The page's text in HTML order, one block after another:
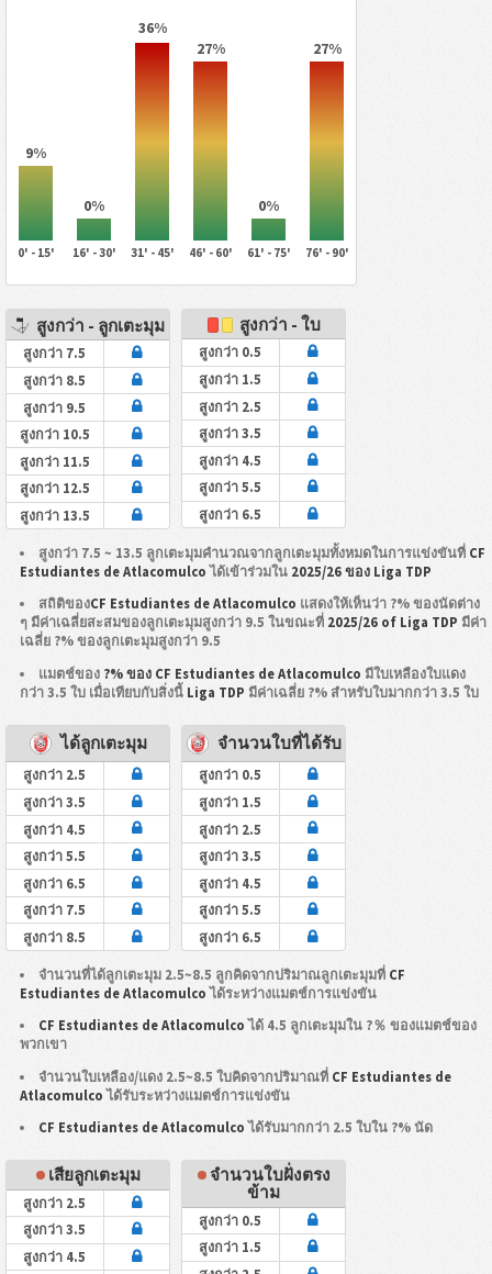
9%
0%
36%
27%
0%
27%
0' - 15' 16' - 30' 31' - 45' 46' - 60' 61' - 75' 76' - 90'
สูงกว่า - ลูกเตะมุม
สูงกว่า 7.5
สูงกว่า 8.5
สูงกว่า 9.5
สูงกว่า 10.5
สูงกว่า 11.5
สูงกว่า 12.5
สูงกว่า 13.5
สูงกว่า - ใบ
สูงกว่า 0.5
สูงกว่า 1.5
สูงกว่า 2.5
สูงกว่า 3.5
สูงกว่า 4.5
สูงกว่า 5.5
สูงกว่า 6.5
สูงกว่า 7.5 ~ 13.5 ลูกเตะมุมคำนวณจากลูกเตะมุมทั้งหมดในการแข่งขันที่ CF
Estudiantes de Atlacomulco ได้เข้าร่วมใน 2025/26 ของ Liga TDP
สถิติของCF Estudiantes de Atlacomulco แสดงให้เห็นว่า ?% ของนัดต่าง
ๆ มีค่าเฉลี่ยสะสมของลูกเตะมุมสูงกว่า 9.5 ในขณะที่ 2025/26 of Liga TDP มีค่า
เฉลี่ย ?% ของลูกเตะมุมสูงกว่า 9.5
แมตช์ของ ?% ของ CF Estudiantes de Atlacomulco มีใบเหลืองใบแดง
กว่า 3.5 ใบ เมื่อเทียบกับสิ่งนี้ Liga TDP มีค่าเฉลี่ย ?% สำหรับใบมากกว่า 3.5 ใบ
ได้ลูกเตะมุม
สูงกว่า 2.5
สูงกว่า 3.5
สูงกว่า 4.5
สูงกว่า 5.5
สูงกว่า 6.5
สูงกว่า 7.5
สูงกว่า 8.5
จำนวนใบที่ได้รับ
สูงกว่า 0.5
สูงกว่า 1.5
สูงกว่า 2.5
สูงกว่า 3.5
สูงกว่า 4.5
สูงกว่า 5.5
สูงกว่า 6.5
จำนวนที่ได้ลูกเตะมุม 2.5~8.5 ลูกคิดจากปริมาณลูกเตะมุมที่ CF
Estudiantes de Atlacomulco ได้ระหว่างแมตช์การแข่งขัน
CF Estudiantes de Atlacomulco ได้ 4.5 ลูกเตะมุมใน ?％ ของแมตช์ของ
พวกเขา
จำนวนใบเหลือง/แดง 2.5~8.5 ใบคิดจากปริมาณที่ CF Estudiantes de
Atlacomulco ได้รับระหว่างแมตช์การแข่งขัน
CF Estudiantes de Atlacomulco ได้รับมากกว่า 2.5 ใบใน ?% นัด
เสียลูกเตะมุม
สูงกว่า 2.5
สูงกว่า 3.5
สูงกว่า 4.5
จำนวนใบฝั่งตรง
ข้าม
สูงกว่า 0.5
สูงกว่า 1.5